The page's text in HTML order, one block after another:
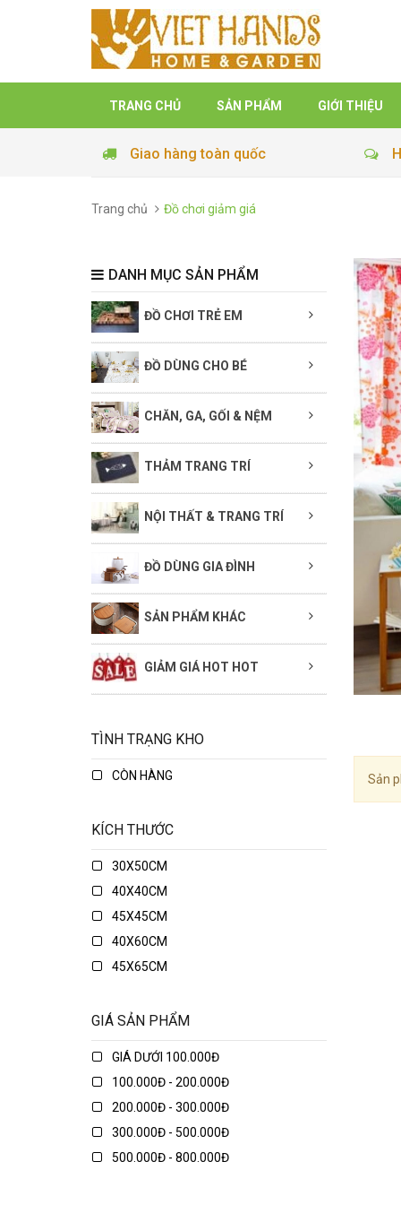
TRANG CHỦ SẢN PHẨM GIỚI THIỆU
Giao hàng toàn quốc
Trang chủ Đồ chơi giảm giá
Sản
DANH MỤC SẢN PHẨM
ĐỒ CHƠI TRẺ EM
ĐỒ DÙNG CHO BÉ
CHĂN, GA, GỐI & NỆM
THẢM TRANG TRÍ
NỘI THẤT & TRANG TRÍ
ĐỒ DÙNG GIA ĐÌNH
SẢN PHẨM KHÁC
GIẢM GIÁ HOT HOT
TÌNH TRẠNG KHO
CÒN HÀNG
KÍCH THƯỚC
30X50CM
40X40CM
45X45CM
40X60CM
45X65CM
48X74CM
50X50CM
50X70CM
GIÁ SẢN PHẨM
GIÁ DƯỚI 100.000Đ
100.000Đ - 200.000Đ
200.000Đ - 300.000Đ
300.000Đ - 500.000Đ
500.000Đ - 800.000Đ